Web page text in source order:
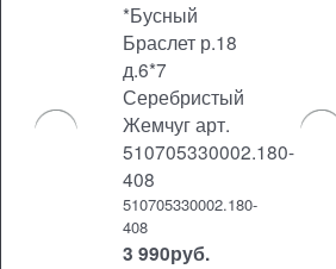
*Бусный
Браслет р.18
д.6*7
Серебристый
Жемчуг арт.
510705330002.180-
408
510705330002.180-
408
3 990руб.